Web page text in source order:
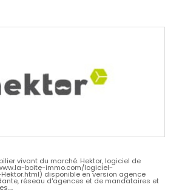
vivant du marché. Hektor, logiciel de
boite-immo.com/logiciel-
disponible en version agence
réseau d'agences et de mandataires et